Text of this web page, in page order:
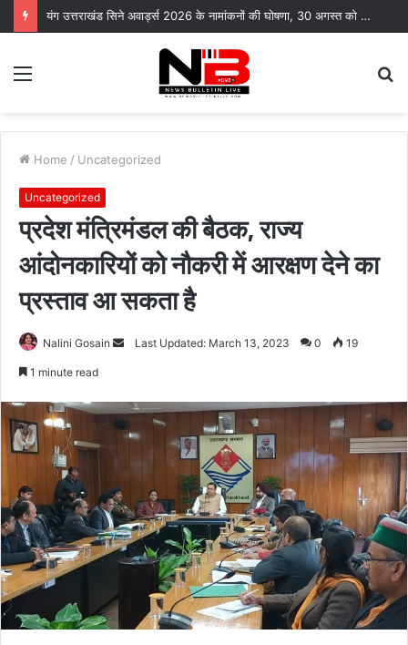
यंग उत्तराखंड सिने अवार्ड्स 2026 के नामांकनों की घोषणा, 30 अगस्त को भारत मंडपम में होगा भव्य समारोह
Menu
Home / Uncategorized
Uncategorized
प्रदेश मंत्रिमंडल की बैठक, राज्य
आंदोनकारियों को नौकरी में आरक्षण देने का
प्रस्ताव आ सकता है
Nalini Gosain
SendLast Updated: March 13, 2023 0 19
1 minute read